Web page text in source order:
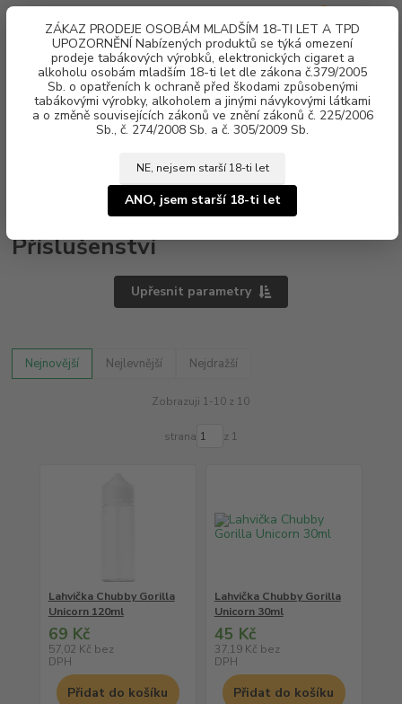
ZÁKAZ PRODEJE OSOBÁM MLADŠÍM 18-TI LET A TPD
UPOZORNĚNÍ Nabízených produktů se týká omezení
prodeje tabákových výrobků, elektronických cigaret a
alkoholu osobám mladším 18-ti let dle zákona č.379/2005
Sb. o opatřeních k ochraně před škodami způsobenými
tabákovými výrobky, alkoholem a jinými návykovými látkami
a o změně souvisejících zákonů ve znění zákonů č. 225/2006
Sb., č. 274/2008 Sb. a č. 305/2009 Sb.
NE, nejsem starší 18-ti let
ANO, jsem starší 18-ti let
Menu
za0 Kč
Příslušenství
Upřesnit parametry
Nejnovější Nejlevnější Nejdražší
Zobrazuji 1-10 z 10
strana z 1
Lahvička Chubby Gorilla
Unicorn 120ml
69 Kč
57,02 Kč bez
DPH
Přidat do košíku
Lahvička Chubby Gorilla
Unicorn 30ml
45 Kč
37,19 Kč bez
DPH
Přidat do košíku